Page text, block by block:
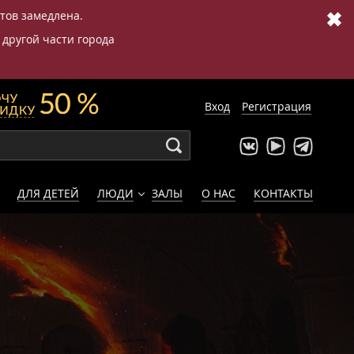
замедлена.
части города
✖
Вход Регистрация
ДЛЯ ДЕТЕЙ ЛЮДИ ЗАЛЫ О НАС КОНТАКТЫ